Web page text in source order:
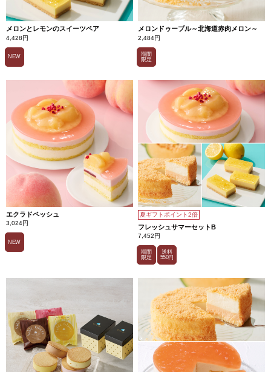
メロンとレモンのスイーツペア
4,428円
NEW
メロンドゥーブル～北海道赤肉メロン～
2,484円
期間
限定
エクラドペッシュ
3,024円
NEW
夏ギフトポイント2倍
フレッシュサマーセットB
7,452円
期間
限定
送料
550円